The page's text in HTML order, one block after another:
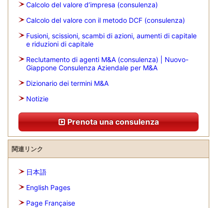
Calcolo del valore d’impresa (consulenza)
Calcolo del valore con il metodo DCF (consulenza)
Fusioni, scissioni, scambi di azioni, aumenti di capitale
e riduzioni di capitale
Reclutamento di agenti M&A (consulenza) | Nuovo-
Giappone Consulenza Aziendale per M&A
Dizionario dei termini M&A
Notizie
Prenota una consulenza
関連リンク
日本語
English Pages
Page Française